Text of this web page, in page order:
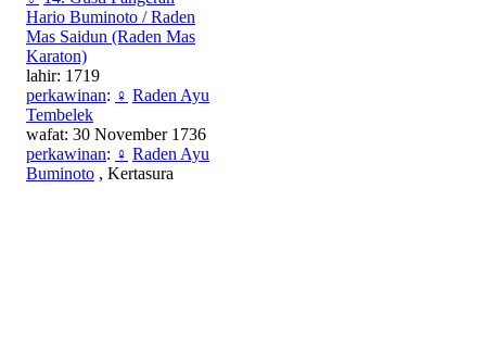
Hario Buminoto / Raden
Mas Saidun (Raden Mas
Karaton)
lahir: 1719
perkawinan: ♀ Raden Ayu
Tembelek
wafat: 30 November 1736
perkawinan: ♀ Raden Ayu
Buminoto , Kertasura